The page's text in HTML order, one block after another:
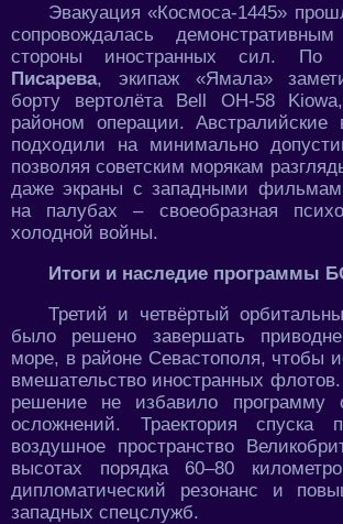
Эвакуация «Космоса-1445»
сопровождалась
стороны иностранных сил. По
Писарева, экипаж «Ямала»
борту вертолёта Bell OH-58
районом операции. Австралийские
подходили на минимально
позволяя советским морякам
даже экраны с западными
на палубах – своеобразная
холодной войны.
Итоги и наследие программы
Третий и четвёртый
было решено завершать
море, в районе Севастополя, чтобы
вмешательство иностранных
решение не избавило программу
осложнений. Траектория спуска
воздушное пространство
высотах порядка 60–80
дипломатический резонанс и
западных спецслужб.